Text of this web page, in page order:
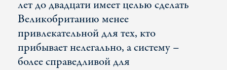
лет до двадцати имеет целью сделать
Великобританию менее
привлекательной для тех, кто
прибывает нелегально, а систему –
более справедливой для